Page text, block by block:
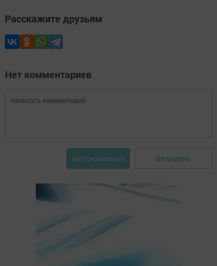
Расскажите друзьям
Нет комментариев
Авторизоваться Отправить